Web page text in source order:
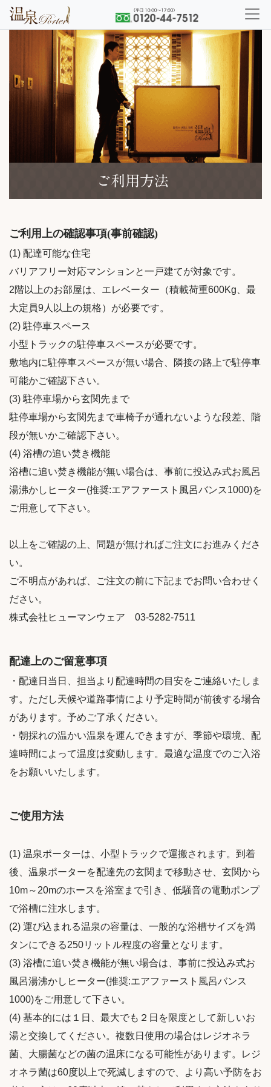
ご利用上の確認事項(事前確認)
(1) 配達可能な住宅
バリアフリー対応マンションと一戸建てが対象です。
2階以上のお部屋は、エレベーター（積載荷重600Kg、最
大定員9人以上の規格）が必要です。
(2) 駐停車スペース
小型トラックの駐停車スペースが必要です。
敷地内に駐停車スペースが無い場合、隣接の路上で駐停車
可能かご確認下さい。
(3) 駐停車場から玄関先まで
駐停車場から玄関先まで車椅子が通れないような段差、階
段が無いかご確認下さい。
(4) 浴槽の追い焚き機能
浴槽に追い焚き機能が無い場合は、事前に投込み式お風呂
湯沸かしヒーター(推奨:エアファースト風呂バンス1000)を
ご用意して下さい。
以上をご確認の上、問題が無ければご注文にお進みくださ
い。
ご不明点があれば、ご注文の前に下記までお問い合わせく
ださい。
株式会社ヒューマンウェア 03-5282-7511
配達上のご留意事項
・配達日当日、担当より配達時間の目安をご連絡いたしま
す。ただし天候や道路事情により予定時間が前後する場合
があります。予めご了承ください。
・朝採れの温かい温泉を運んできますが、季節や環境、配
達時間によって温度は変動します。最適な温度でのご入浴
をお願いいたします。
ご使用方法
(1) 温泉ポーターは、小型トラックで運搬されます。到着
後、温泉ポーターを配達先の玄関まで移動させ、玄関から
10m～20mのホースを浴室まで引き、低騒音の電動ポンプ
で浴槽に注水します。
(2) 運び込まれる温泉の容量は、一般的な浴槽サイズを満
タンにできる250リットル程度の容量となります。
(3) 浴槽に追い焚き機能が無い場合は、事前に投込み式お
風呂湯沸かしヒーター(推奨:エアファースト風呂バンス
1000)をご用意して下さい。
(4) 基本的には１日、最大でも２日を限度として新しいお
湯と交換してください。複数日使用の場合はレジオネラ
菌、大腸菌などの菌の温床になる可能性があります。レジ
オネラ菌は60度以上で死滅しますので、より高い予防をお